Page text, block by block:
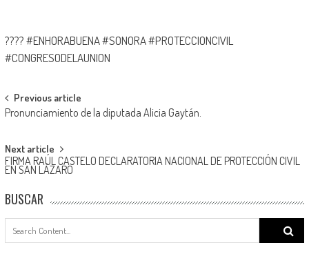
???? #ENHORABUENA #SONORA #PROTECCIONCIVIL
#CONGRESODELAUNION
Post
navigation
Previous article
Pronunciamiento de la diputada Alicia Gaytán.
Next article
FIRMA RAÚL CASTELO DECLARATORIA NACIONAL DE PROTECCIÓN CIVIL
EN SAN LÁZARO
BUSCAR
Search
for: